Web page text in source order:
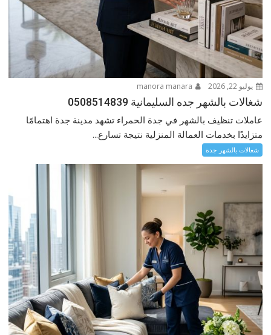
يوليو 22, 2026
شغالات بالشهر جده السليمانية 0508514839
عاملات تنظيف بالشهر في جدة الحمراء تشهد مدينة جدة اهتمامًا
متزايدًا بخدمات العمالة المنزلية نتيجة تسارع...
شغالات بالشهر جدة